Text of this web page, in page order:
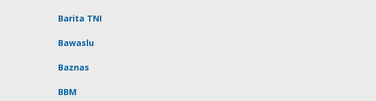
Barita TNI
Bawaslu
Baznas
BBM